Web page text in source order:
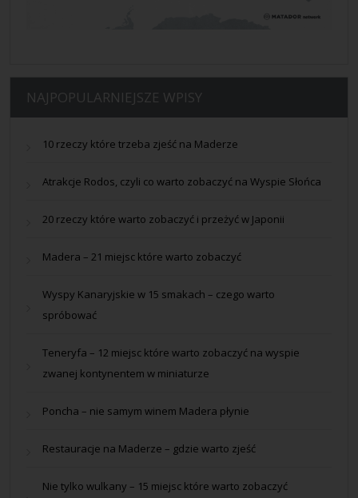
NAJPOPULARNIEJSZE WPISY
10 rzeczy które trzeba zjeść na Maderze
Atrakcje Rodos, czyli co warto zobaczyć na Wyspie Słońca
20 rzeczy które warto zobaczyć i przeżyć w Japonii
Madera – 21 miejsc które warto zobaczyć
Wyspy Kanaryjskie w 15 smakach – czego warto
spróbować
Teneryfa – 12 miejsc które warto zobaczyć na wyspie
zwanej kontynentem w miniaturze
Poncha – nie samym winem Madera płynie
Restauracje na Maderze – gdzie warto zjeść
Nie tylko wulkany – 15 miejsc które warto zobaczyć